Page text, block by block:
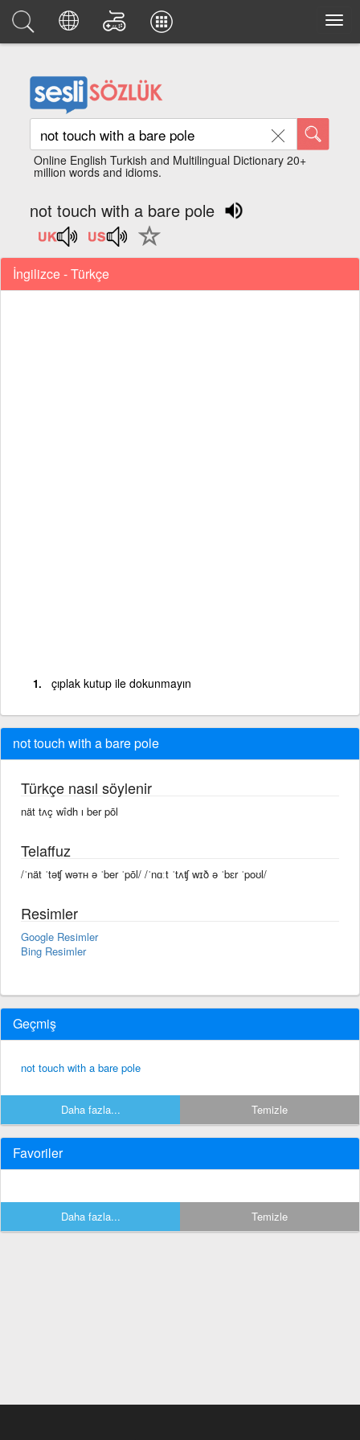
Online English Turkish and Multilingual Dictionary 20+
million words and idioms.
not touch with a bare pole
İngilizce - Türkçe
çıplak kutup ile dokunmayın
not touch with a bare pole
Türkçe nasıl söylenir
nät tʌç wîdh ı ber pōl
Telaffuz
/ˈnät ˈtəʧ wəᴛʜ ə ˈber ˈpōl/ /ˈnɑːt ˈtʌʧ wɪð ə ˈbɛr ˈpoʊl/
Resimler
Google Resimler
Bing Resimler
Geçmiş
not touch with a bare pole
Daha fazla... Temizle
Favoriler
Daha fazla... Temizle